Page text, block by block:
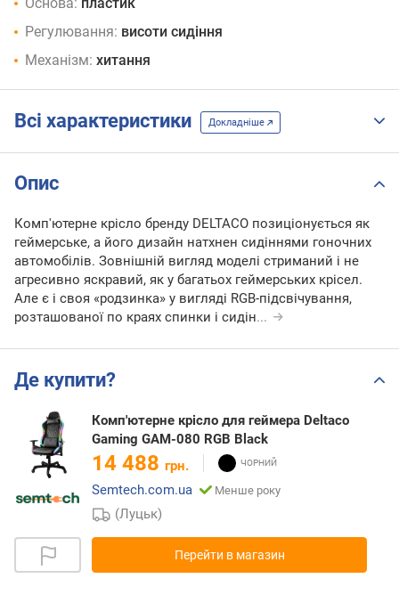
Основа: пластик
Регулювання: висоти сидіння
Механізм: хитання
Всі характеристики Докладніше
Опис
Комп'ютерне крісло бренду DELTACO позиціонується як
геймерське, а його дизайн натхнен сидіннями гоночних
автомобілів. Зовнішній вигляд моделі стриманий і не
агресивно яскравий, як у багатьох геймерських крісел.
Але є і своя «родзинка» у вигляді RGB-підсвічування,
розташованої по краях спинки і сидін...
Де купити?
Комп'ютерне крісло для геймера Deltaco
Gaming GAM-080 RGB Black
14 488 грн.
Semtech.com.ua
Менше року
(Луцьк)
Перейти в магазин